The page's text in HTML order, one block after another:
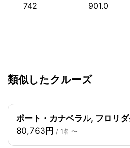
742 901.0
類似したクルーズ
ポート・カナベラル, フロリ
80,763円 / 1名 〜